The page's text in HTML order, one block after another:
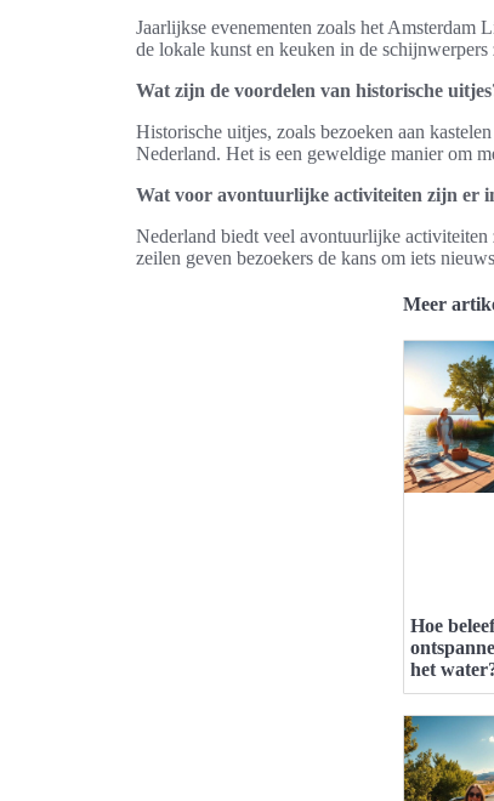
Jaarlijkse evenementen zoals het Amsterdam
de lokale kunst en keuken in de schijnwerpers
Wat zijn de voordelen van historische
Historische uitjes, zoals bezoeken aan
Nederland. Het is een geweldige manier om
Wat voor avontuurlijke activiteiten zijn er
Nederland biedt veel avontuurlijke activiteiten
zeilen geven bezoekers de kans om iets
Meer
Hoe
het